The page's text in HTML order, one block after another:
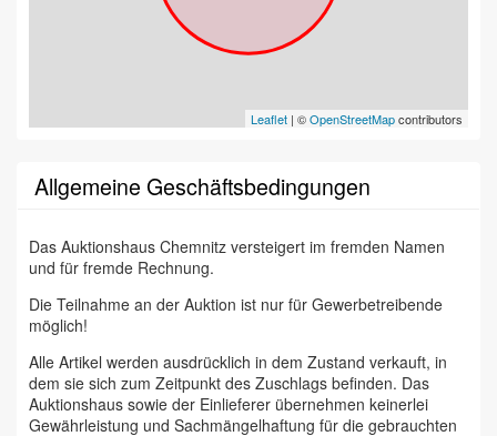
Leaflet | ©OpenStreetMapcontributors
Allgemeine Geschäftsbedingungen
Das Auktionshaus Chemnitz versteigert im fremden Namen
und für fremde Rechnung.
Die Teilnahme an der Auktion ist nur für Gewerbetreibende
möglich!
Alle Artikel werden ausdrücklich in dem Zustand verkauft, in
dem sie sich zum Zeitpunkt des Zuschlags befinden. Das
Auktionshaus sowie der Einlieferer übernehmen keinerlei
Gewährleistung und Sachmängelhaftung für die gebrauchten